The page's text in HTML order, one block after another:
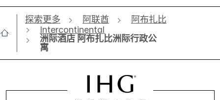
探索更多 阿联酋
阿布扎比
Intercontinental
洲际酒店 阿布扎比洲际行政公
寓